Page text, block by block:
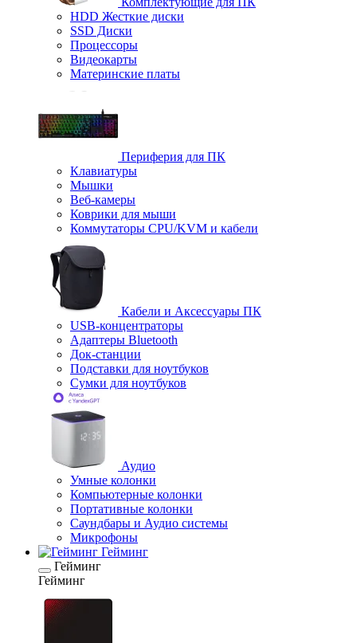
HDD Жесткие диски
SSD Диски
Процессоры
Видеокарты
Материнские платы
Периферия для ПК
Клавиатуры
Мышки
Веб-камеры
Коврики для мыши
Коммутаторы CPU/KVM и кабели
Кабели и Аксессуары ПК
USB-концентраторы
Адаптеры Bluetooth
Док-станции
Подставки для ноутбуков
Сумки для ноутбуков
Аудио
Умные колонки
Компьютерные колонки
Портативные колонки
Саундбары и Аудио системы
Микрофоны
Гейминг
Гейминг
Гейминг